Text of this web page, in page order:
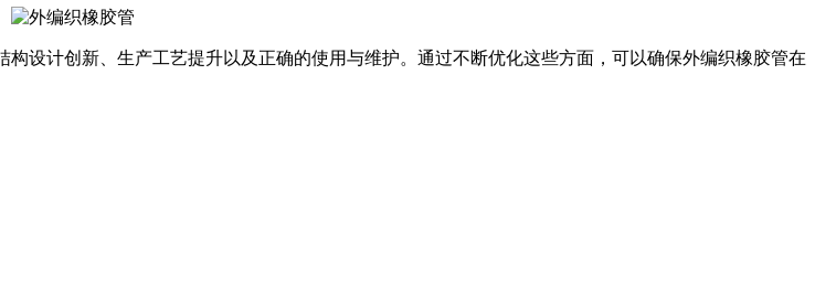
设计创新、生产工艺提升以及正确的使用与维护。通过不断优化这些方面，可以确保外编织橡胶管在